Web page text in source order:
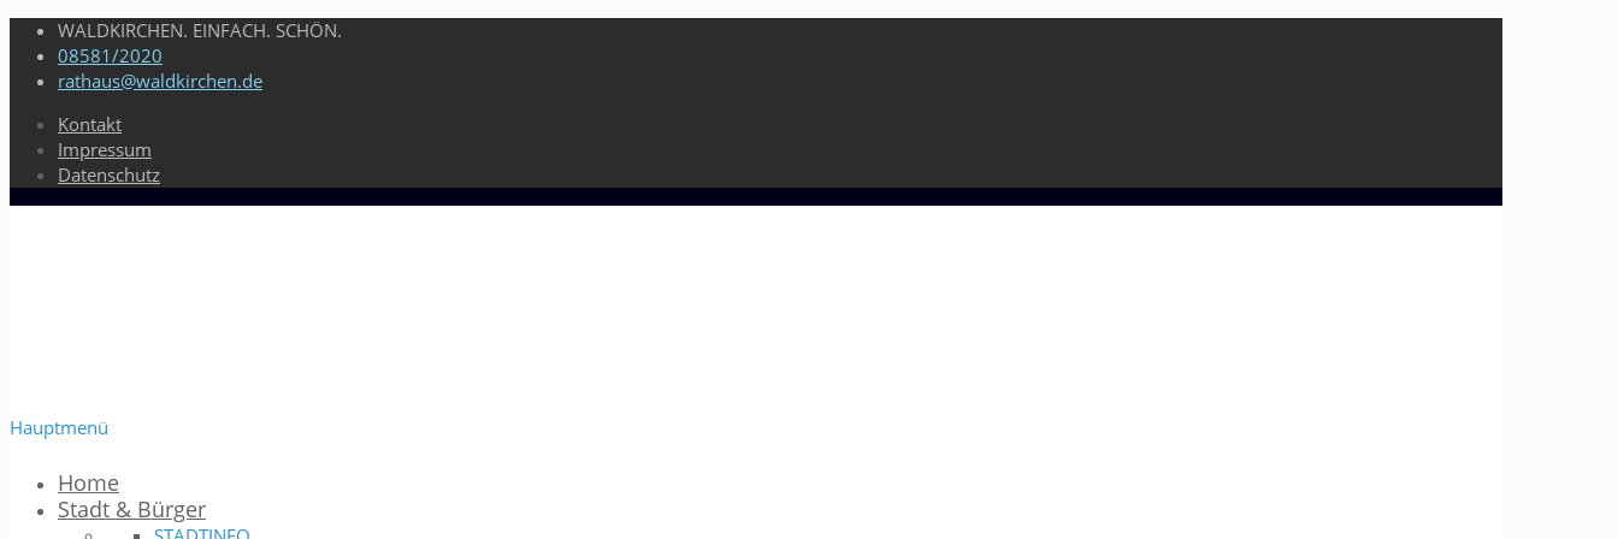
WALDKIRCHEN. EINFACH. SCHÖN.
08581/2020
rathaus@waldkirchen.de
Kontakt
Impressum
Datenschutz
Hauptmenü
Home
Stadt & Bürger